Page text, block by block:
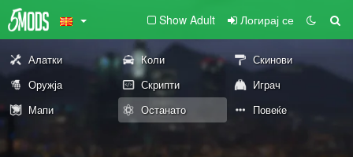
Show Adult Логирај се
Алатки Коли
Скинови
Оружја
Скрипти
Играч
Мапи
Останато Повеќе